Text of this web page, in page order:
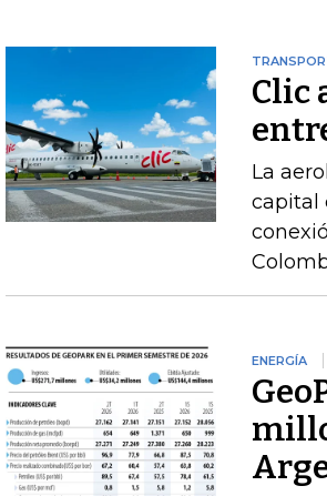
Clic
La
capital
ENERGÍA